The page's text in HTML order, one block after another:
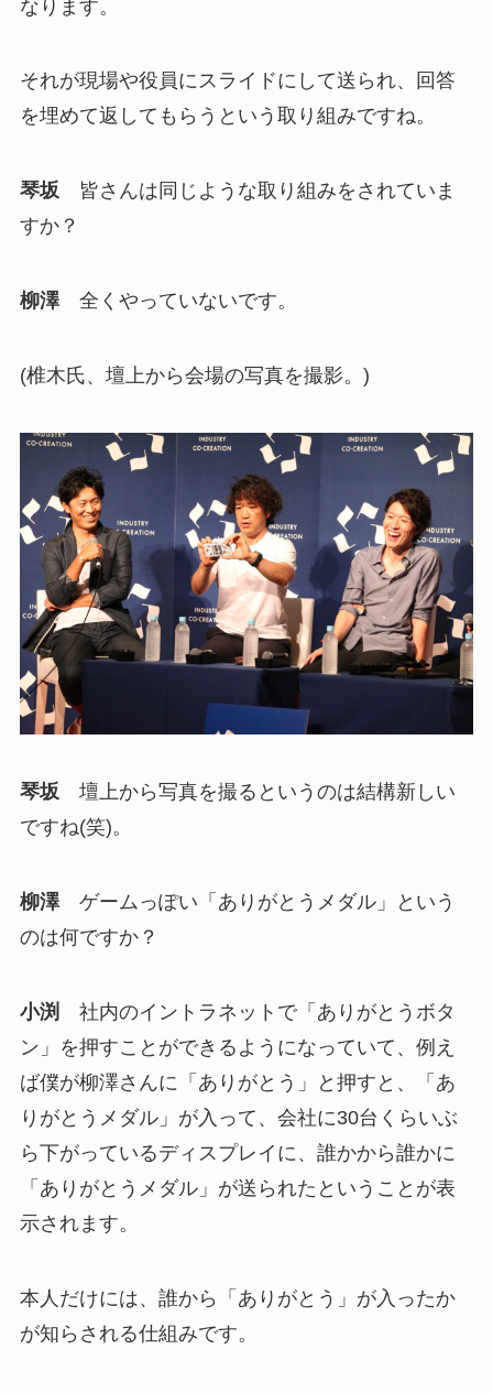
なります。
それが現場や役員にスライドにして送られ、回答
を埋めて返してもらうという取り組みですね。
琴坂皆さんは同じような取り組みをされていま
すか？
柳澤全くやっていないです。
(椎木氏、壇上から会場の写真を撮影。)
琴坂壇上から写真を撮るというのは結構新しい
ですね(笑)。
柳澤ゲームっぽい「ありがとうメダル」という
のは何ですか？
小渕
社内のイントラネットで「ありがとうボタ
ン」を押すことができるようになっていて、例え
ば僕が柳澤さんに「ありがとう」と押すと、「あ
りがとうメダル」が入って、会社に30台くらいぶ
ら下がっているディスプレイに、誰かから誰かに
「ありがとうメダル」が送られたということが表
示されます。
本人だけには、誰から「ありがとう」が入ったか
が知らされる仕組みです。